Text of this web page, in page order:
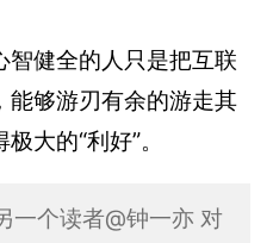
健全的人只是把互联
能够游刃有余的游走其
大的“利好”。
一个读者@钟一亦 对